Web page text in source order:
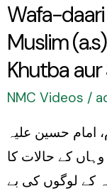
Wafa-daari
Muslim
Khutba
NMC Videos /
امام حسین علیہ
کے حالات کا
کے لوگوں کی بے
Kufa
mein
Aakhri
Shahadat